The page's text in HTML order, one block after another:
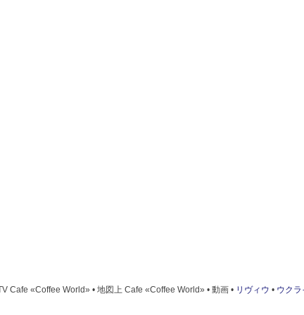
Cafe «Coffee World» • 地図上 Cafe «Coffee World» • 動画 • リヴィウ • ウクラ